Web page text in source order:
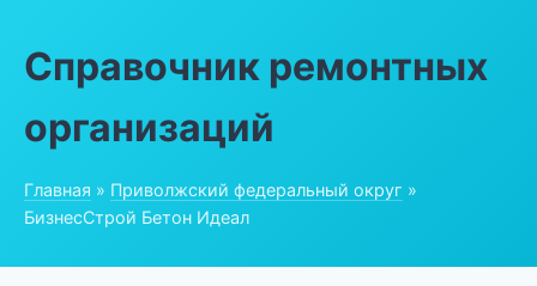
Справочник ремонтных
организаций
Главная » Приволжский федеральный округ »
БизнесСтрой Бетон Идеал